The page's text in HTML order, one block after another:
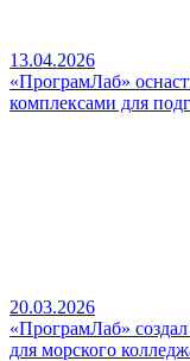
13.04.2026
«ПрограмЛаб»
комплексами для
20.03.2026
«ПрограмЛаб»
для морского